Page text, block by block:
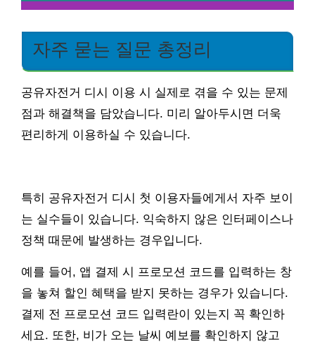
자주 묻는 질문 총정리
공유자전거 디시 이용 시 실제로 겪을 수 있는 문제
점과 해결책을 담았습니다. 미리 알아두시면 더욱
편리하게 이용하실 수 있습니다.
특히 공유자전거 디시 첫 이용자들에게서 자주 보이
는 실수들이 있습니다. 익숙하지 않은 인터페이스나
정책 때문에 발생하는 경우입니다.
예를 들어, 앱 결제 시 프로모션 코드를 입력하는 창
을 놓쳐 할인 혜택을 받지 못하는 경우가 있습니다.
결제 전 프로모션 코드 입력란이 있는지 꼭 확인하
세요. 또한, 비가 오는 날씨 예보를 확인하지 않고